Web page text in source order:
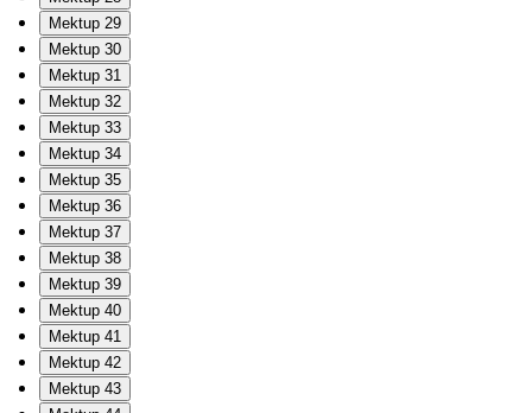
Mektup 29
Mektup 30
Mektup 31
Mektup 32
Mektup 33
Mektup 34
Mektup 35
Mektup 36
Mektup 37
Mektup 38
Mektup 39
Mektup 40
Mektup 41
Mektup 42
Mektup 43